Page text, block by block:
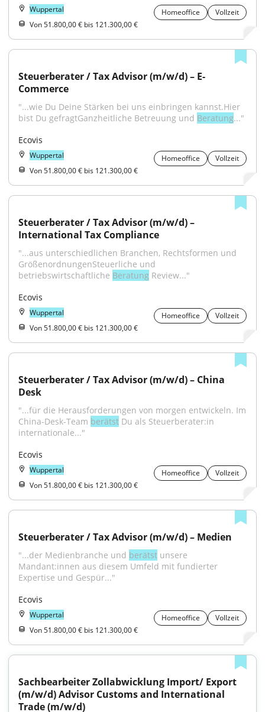
Wuppertal Homeoffice
Vollzeit
Von 51.800,00 € bis 121.300,00 €
Steuerberater / Tax Advisor (m/w/d) – E-
Commerce
"...wie Du Deine Stärken bei uns einbringen kannst.Hier
bist Du gefragtGanzheitliche Betreuung und Beratung..."
Ecovis
Wuppertal Homeoffice
Vollzeit
Von 51.800,00 € bis 121.300,00 €
Steuerberater / Tax Advisor (m/w/d) –
International Tax Compliance
"...aus unterschiedlichen Branchen, Rechtsformen und
GrößenordnungenSteuerliche und
betriebswirtschaftliche Beratung Review..."
Ecovis
Wuppertal Homeoffice
Vollzeit
Von 51.800,00 € bis 121.300,00 €
Steuerberater / Tax Advisor (m/w/d) – China
Desk
"...für die Herausforderungen von morgen entwickeln. Im
China-Desk-Team berätst Du als Steuerberater:in
internationale..."
Ecovis
Wuppertal Homeoffice
Vollzeit
Von 51.800,00 € bis 121.300,00 €
Steuerberater / Tax Advisor (m/w/d) – Medien
"...der Medienbranche und berätst unsere
Mandant:innen aus diesem Umfeld mit fundierter
Expertise und Gespür..."
Ecovis
Wuppertal Homeoffice
Vollzeit
Von 51.800,00 € bis 121.300,00 €
Sachbearbeiter Zollabwicklung Import/ Export
(m/w/d) Advisor Customs and International
Trade (m/w/d)